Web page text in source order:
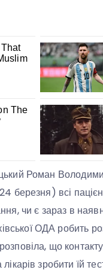
Роман
березня) всі
чи є зараз в
ОДА робить
що
зробити їй